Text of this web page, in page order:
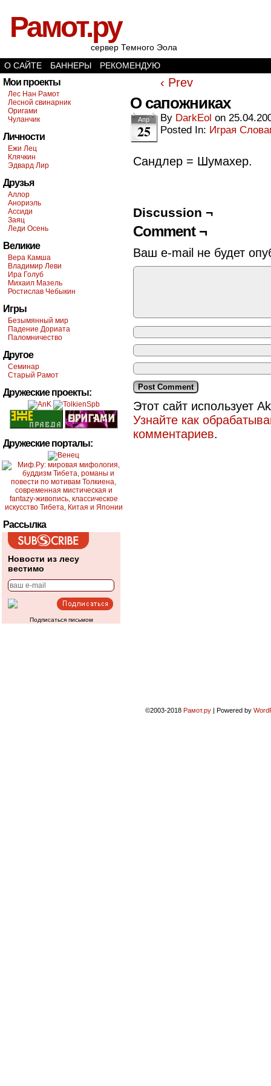
Рамот.ру
сервер Темного Эола
О САЙТЕ
БАННЕРЫ РЕКОМЕНДУЮ
Мои проекты
Лес Нан Рамот
Лесной свинарник
Оригами
Чуланчик
Личности
Ежи Лец
Клячкин
Эдвард Лир
Друзья
Аллор
Анориэль
Ассиди
Заяц
Леди Осень
Великие
Вера Камша
Владимир Леви
Ира Голуб
Михаил Мазель
Ростислав Чебыкин
Игры
Безымянный мир
Падение Дориата
Паломничество
Другое
Семинар
Старый Рамот
Дружеские проекты:
Дружеские порталы:
Рассылка
Новости из лесу
вестимо
Подписаться письмом
‹ Prev
О сапожниках
Апр
25
By DarkEol on
Posted In: Играя
Сандлер = Шумахер.
Discussion ¬
Comment ¬
Ваш e-mail не будет
Этот сайт использует
Узнайте как
комментариев.
©2003-2018 Рамот.ру | Powered by